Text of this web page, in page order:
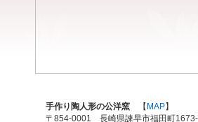
手作り陶人形の公洋窯 【 MAP】
〒854-0001 長崎県諫早市福田町